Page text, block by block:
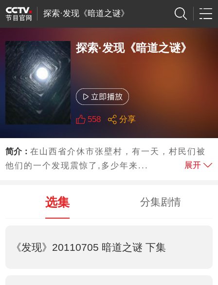
探索·发现《暗道之谜》
探索·发现《暗道之谜》
558 分享
简介：在山西省介休市张壁村，有一天，村民们被
他们的一个发现震惊了,多少年来...
展开
选集 分集剧情
《发现》20110705 暗道之谜 下集